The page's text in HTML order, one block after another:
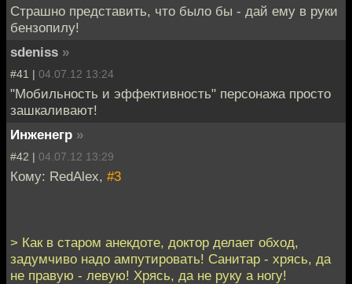
Страшно представить, что было бы - дай ему в руки
бензопилу!
sdeniss »
#41 | 04.07.12 13:24
"Мобильность и эффективность" персонажа просто
зашкаливают!
Инженегр »
#42 | 04.07.12 13:29
Кому: RedAlex, #3
> Как в старом анекдоте, доктор делает обход,
задумчиво надо ампутировать! Санитар - хрясь, да
не правую - левую! Хрясь, да не руку а ногу!